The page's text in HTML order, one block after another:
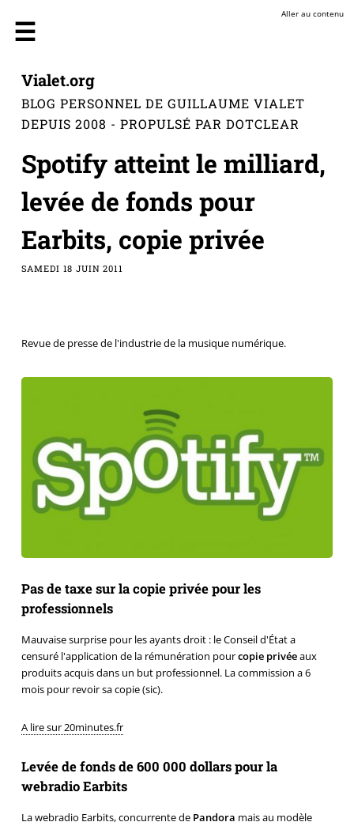
Aller au contenu
Vialet.org
BLOG PERSONNEL DE GUILLAUME VIALET
DEPUIS 2008 - PROPULSÉ PAR DOTCLEAR
Spotify atteint le milliard,
levée de fonds pour
Earbits, copie privée
SAMEDI 18 JUIN 2011
Revue de presse de l'industrie de la musique numérique.
Pas de taxe sur la copie privée pour les
professionnels
Mauvaise surprise pour les ayants droit : le Conseil d'État a
censuré l'application de la rémunération pourcopie privéeaux
produits acquis dans un but professionnel. La commission a 6
mois pour revoir sa copie (sic).
A lire sur 20minutes.fr
Levée de fonds de 600 000 dollars pour la
webradio Earbits
La webradio Earbits, concurrente de Pandora mais au modèle